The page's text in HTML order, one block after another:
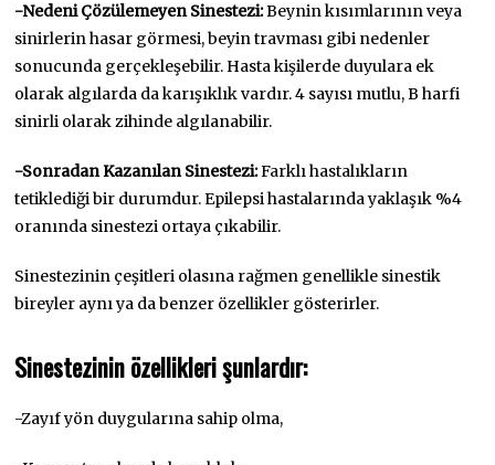
-Nedeni Çözülemeyen Sinestezi:Beynin kısımlarının veya
sinirlerin hasar görmesi, beyin travması gibi nedenler
sonucunda gerçekleşebilir. Hasta kişilerde duyulara ek
olarak algılarda da karışıklık vardır. 4 sayısı mutlu, B harfi
sinirli olarak zihinde algılanabilir.
-Sonradan Kazanılan Sinestezi:Farklı hastalıkların
tetiklediği bir durumdur. Epilepsi hastalarında yaklaşık %4
oranında sinestezi ortaya çıkabilir.
Sinestezinin çeşitleri olasına rağmen genellikle sinestik
bireyler aynı ya da benzer özellikler gösterirler.
Sinestezinin özellikleri şunlardır:
-Zayıf yön duygularına sahip olma,